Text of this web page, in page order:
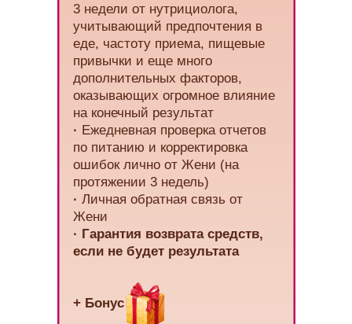
3 недели от нутрициолога,
учитывающий предпочтения в
еде, частоту приема, пищевые
привычки и еще много
дополнительных факторов,
оказывающих огромное влияние
на конечный результат
· Ежедневная проверка отчетов
по питанию и корректировка
ошибок лично от Жени (на
протяжении 3 недель)
· Личная обратная связь от
Жени
· Гарантия возврата средств,
если не будет результата
+ Бонус